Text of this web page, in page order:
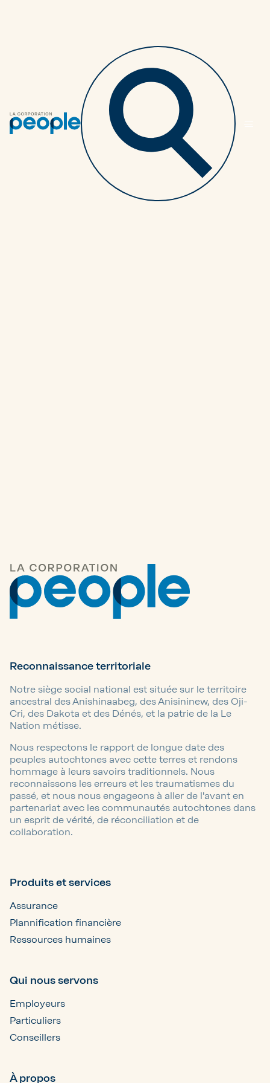
Le site de La
Corporation People
pour les conseiller·ères
Reconnaissance territoriale
Notre siège social national est située sur le territoire
ancestral des Anishinaabeg, des Anisininew, des Oji-
Cri, des Dakota et des Dénés, et la patrie de la Le
Nation métisse.
Nous respectons le rapport de longue date des
peuples autochtones avec cette terres et rendons
hommage à leurs savoirs traditionnels. Nous
reconnaissons les erreurs et les traumatismes du
passé, et nous nous engageons à aller de l'avant en
partenariat avec les communautés autochtones dans
un esprit de vérité, de réconciliation et de
collaboration.
Produits et services
Assurance
Plannification financière
Ressources humaines
Qui nous servons
Employeurs
Particuliers
Conseillers
À propos